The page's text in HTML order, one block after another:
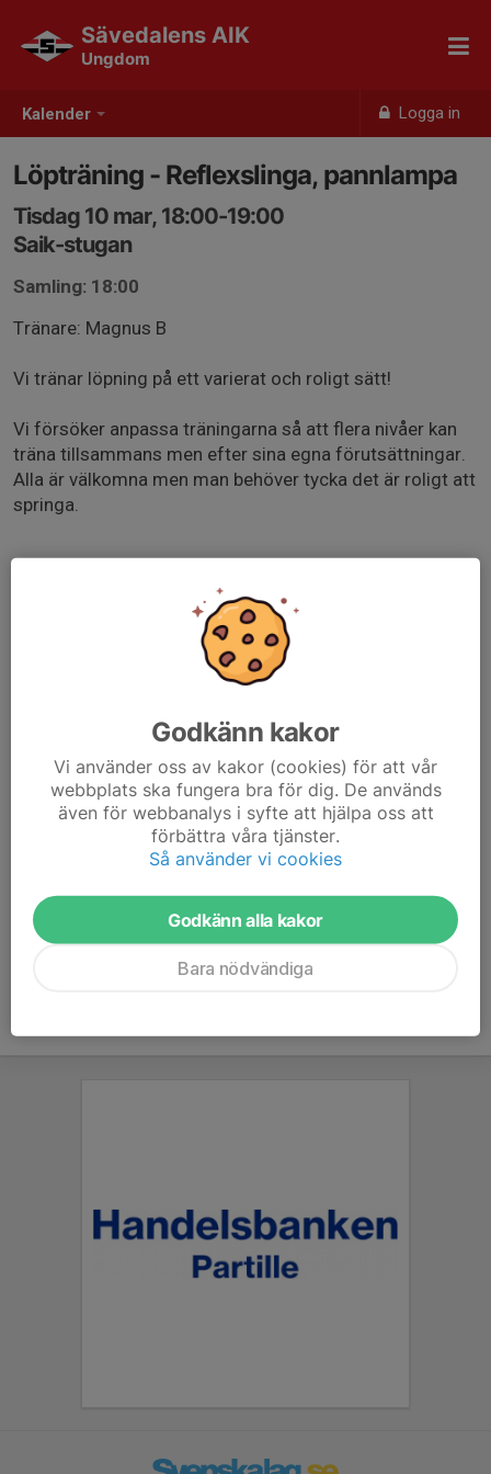
Kalender Logga in
Sävedalens AIK
Ungdom
Löpträning - Reflexslinga, pannlampa
Tisdag 10 mar, 18:00-19:00
Saik-stugan
Samling: 18:00
Tränare: Magnus B
Vi tränar löpning på ett varierat och roligt sätt!
Vi försöker anpassa träningarna så att flera nivåer kan
träna tillsammans men efter sina egna förutsättningar.
Alla är välkomna men man behöver tycka det är roligt att
springa.
*Efter träningen (ca kl. 18.30–19.30) får alla barn och
ungdomar smörgås i stugan.
du äta av denna (ca 19.30) anmäl dig senast kl 13
samma dag i kalendern, se länk. Betalning med Swish på
plats.
www.savedalensaik.se/savedalensaik-
orientering/aktiviteter/visa/ovrigt#currentSchedules=tr
Godkänn kakor
Vi använder oss av kakor (cookies) för att vår
webbplats ska fungera bra för dig. De används
även för webbanalys i syfte att hjälpa oss att
förbättra våra tjänster.
Så använder vi cookies
Godkänn alla kakor
Bara nödvändiga